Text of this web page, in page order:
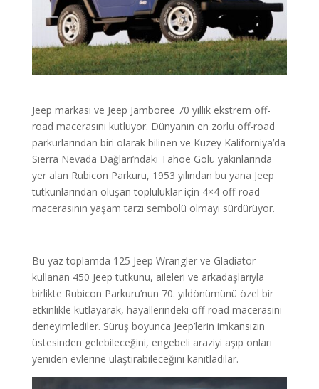
Jeep markası ve Jeep Jamboree 70 yıllık ekstrem off-
road macerasını kutluyor. Dünyanın en zorlu off-road
parkurlarından biri olarak bilinen ve Kuzey Kaliforniya’da
Sierra Nevada Dağları’ndaki Tahoe Gölü yakınlarında
yer alan Rubicon Parkuru, 1953 yılından bu yana Jeep
tutkunlarından oluşan topluluklar için 4×4 off-road
macerasının yaşam tarzı sembolü olmayı sürdürüyor.
Bu yaz toplamda 125 Jeep Wrangler ve Gladiator
kullanan 450 Jeep tutkunu, aileleri ve arkadaşlarıyla
birlikte Rubicon Parkuru’nun 70. yıldönümünü özel bir
etkinlikle kutlayarak, hayallerindeki off-road macerasını
deneyimlediler. Sürüş boyunca Jeep’lerin imkansızın
üstesinden gelebileceğini, engebeli araziyi aşıp onları
yeniden evlerine ulaştırabileceğini kanıtladılar.